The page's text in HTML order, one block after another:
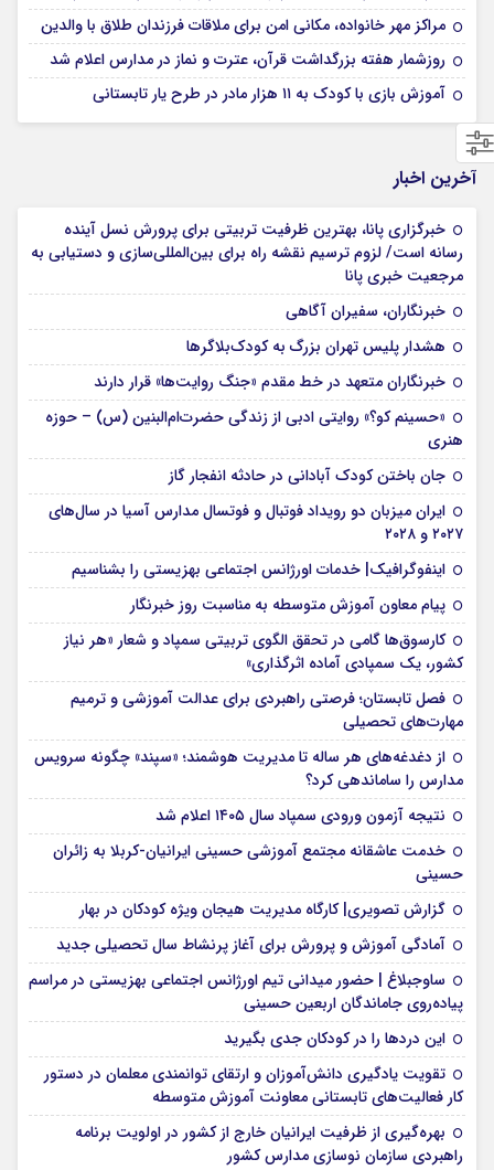
مراکز مهر خانواده، مکانی امن برای ملاقات فرزندان طلاق با والدین
روزشمار هفته بزرگداشت قرآن، عترت و نماز در مدارس اعلام شد
آموزش بازی با کودک به ۱۱ هزار مادر در طرح یار تابستانی
آخرین اخبار
خبرگزاری پانا، بهترین ظرفیت تربیتی برای پرورش نسل آینده
رسانه است/ لزوم ترسیم نقشه راه برای بین‌المللی‌سازی و دستیابی به
مرجعیت خبری پانا
خبرنگاران، سفیران آگاهی
هشدار پلیس تهران بزرگ به کودک‌بلاگرها
خبرنگاران متعهد در خط مقدم «جنگ روایت‌ها» قرار دارند
«حسینم کو؟» روایتی ادبی از زندگی حضرت‌ام‌البنین (س) – حوزه
هنری
جان باختن کودک آبادانی در حادثه انفجار گاز
ایران میزبان دو رویداد فوتبال و فوتسال مدارس آسیا در سال‌های
۲۰۲۷ و ۲۰۲۸
اینفوگرافیک| خدمات اورژانس اجتماعی بهزیستی را بشناسیم
پیام معاون آموزش متوسطه به مناسبت روز خبرنگار
کارسوق‌ها گامی در تحقق الگوی تربیتی سمپاد و شعار «هر نیاز
کشور، یک سمپادی آماده اثرگذاری»
فصل تابستان؛ فرصتی راهبردی برای عدالت آموزشی و ترمیم
مهارت‌های تحصیلی
از دغدغه‌های هر ساله تا مدیریت هوشمند؛ «سپند» چگونه سرویس
مدارس را ساماندهی کرد؟
نتیجه آزمون ورودی سمپاد سال ۱۴۰۵ اعلام شد
خدمت عاشقانه مجتمع آموزشی‌ حسینی ایرانیان-کربلا به زائران
حسینی
گزارش تصویری| کارگاه مدیریت هیجان ویژه کودکان در بهار
آمادگی آموزش و پرورش برای آغاز پرنشاط سال تحصیلی جدید
ساوجبلاغ | حضور میدانی تیم اورژانس اجتماعی بهزیستی در مراسم
پیاده‌روی جاماندگان اربعین حسینی
این درد‌ها را در کودکان جدی بگیرید
تقویت یادگیری دانش‌آموزان و ارتقای توانمندی معلمان در دستور
کار فعالیت‌های تابستانی معاونت آموزش متوسطه
بهره‌گیری از ظرفیت ایرانیان خارج از کشور در اولویت برنامه
راهبردی سازمان نوسازی مدارس کشور